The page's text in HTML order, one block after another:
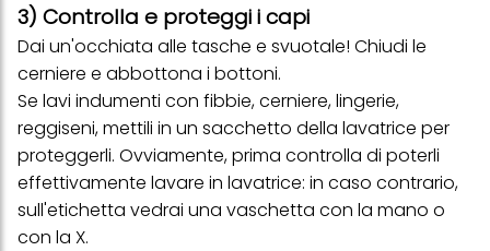
3) Controlla e proteggi i capi
Dai un'occhiata alle tasche e svuotale! Chiudi le
cerniere e abbottona i bottoni.
Se lavi indumenti con fibbie, cerniere, lingerie,
reggiseni, mettili in un sacchetto della lavatrice per
proteggerli. Ovviamente, prima controlla di poterli
effettivamente lavare in lavatrice: in caso contrario,
sull'etichetta vedrai una vaschetta con la mano o
con la X.